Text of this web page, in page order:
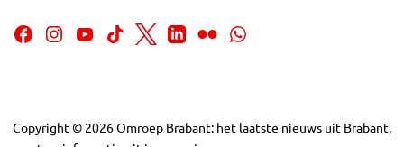
Copyright © 2026Omroep Brabant: het laatste nieuws uit Brabant,